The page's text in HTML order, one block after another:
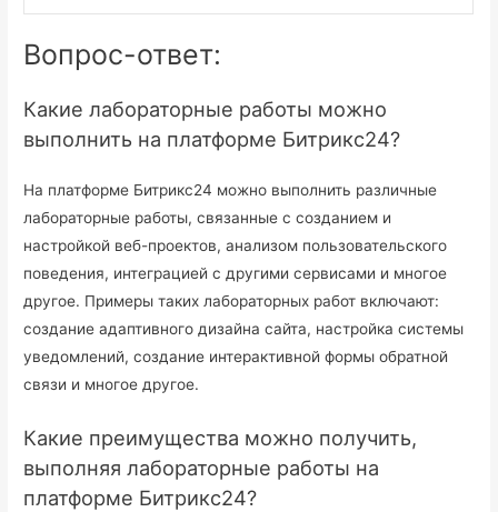
Вопрос-ответ:
Какие лабораторные работы можно
выполнить на платформе Битрикс24?
На платформе Битрикс24 можно выполнить различные
лабораторные работы, связанные с созданием и
настройкой веб-проектов, анализом пользовательского
поведения, интеграцией с другими сервисами и многое
другое. Примеры таких лабораторных работ включают:
создание адаптивного дизайна сайта, настройка системы
уведомлений, создание интерактивной формы обратной
связи и многое другое.
Какие преимущества можно получить,
выполняя лабораторные работы на
платформе Битрикс24?